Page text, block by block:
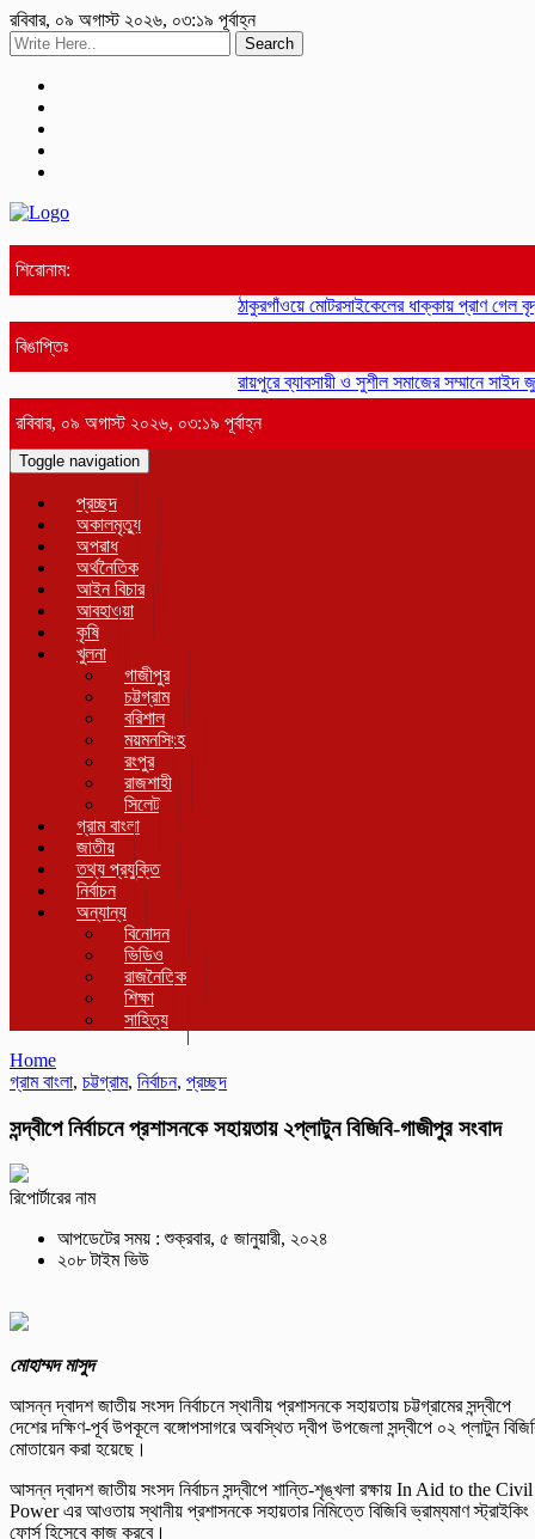
রবিবার, ০৯ অগাস্ট ২০২৬, ০৩:১৯ পূর্বাহ্ন
Search
শিরোনাম:
ঠাকুরগাঁওয়ে মোটরসাইকেলের ধাক্কায় প্রাণ গেল
বিঙাপ্তিঃ
রায়পুরে ব্যাবসায়ী ও সুশীল সমাজের সম্মানে সাইদ
রবিবার, ০৯ অগাস্ট ২০২৬, ০৩:১৯ পূর্বাহ্ন
Toggle navigation
প্রচ্ছদ
অকালমৃত্যু
অপরাধ
অর্থনৈতিক
আইন বিচার
আবহাওয়া
কৃষি
খুলনা
গাজীপুর
চট্টগ্রাম
বরিশাল
ময়মনসিংহ
রংপুর
রাজশাহী
সিলেট
গ্রাম বাংলা
জাতীয়
তথ্য প্রযুক্তি
নির্বাচন
অন্যান্য
বিনোদন
ভিডিও
রাজনৈতিক
শিক্ষা
সাহিত্য
Home
গ্রাম বাংলা, চট্টগ্রাম, নির্বাচন, প্রচ্ছদ
সন্দ্বীপে নির্বাচনে প্রশাসনকে সহায়তায় ২প্লাটুন বিজিবি-গাজীপুর সংবাদ
রিপোর্টারের নাম
আপডেটের সময় : শুক্রবার, ৫ জানুয়ারী, ২০২৪
২০৮ টাইম ভিউ
মোহাম্মদ মাসুদ
আসন্ন দ্বাদশ জাতীয় সংসদ নির্বাচনে স্থানীয় প্রশাসনকে সহায়তায় চট্টগ্রামের সন্দ্বীপে
দেশের দক্ষিণ-পূর্ব উপকূলে বঙ্গোপসাগরে অবস্থিত দ্বীপ উপজেলা সন্দ্বীপে ০২ প্লাটুন
মোতায়েন করা হয়েছে।
আসন্ন দ্বাদশ জাতীয় সংসদ নির্বাচন সন্দ্বীপে শান্তি-শৃঙ্খলা রক্ষায় In Aid to the Civil
Power এর আওতায় স্থানীয় প্রশাসনকে সহায়তার নিমিত্তে বিজিবি ভ্রাম্যমাণ স্ট্রাইকিং
ফোর্স হিসেবে কাজ করবে।